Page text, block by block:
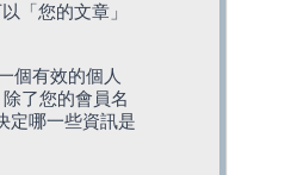
「您的文章」
個有效的個人
了您的會員名
定哪一些資訊是